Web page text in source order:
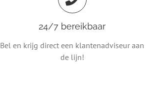
24/7 bereikbaar
Bel en krijg direct een klantenadviseur aan
de lijn!